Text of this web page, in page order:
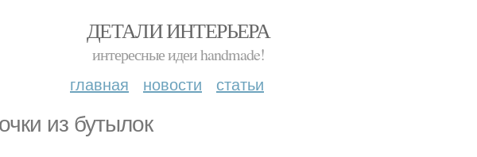
ДЕТАЛИ ИНТЕРЬЕРА
интересные идеи handmade!
главная новости статьи
из бутылок